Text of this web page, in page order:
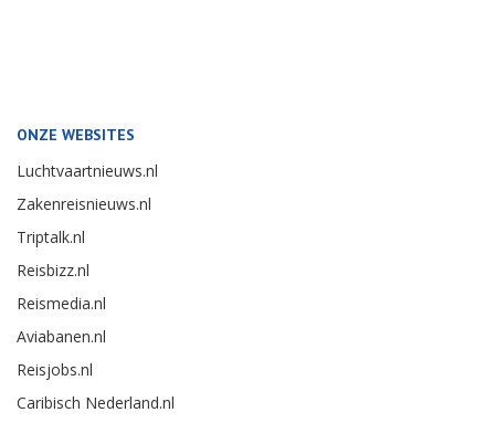
ONZE WEBSITES
Luchtvaartnieuws.nl
Zakenreisnieuws.nl
Triptalk.nl
Reisbizz.nl
Reismedia.nl
Aviabanen.nl
Reisjobs.nl
Caribisch Nederland.nl